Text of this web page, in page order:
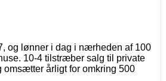
og lønner i dag i nærheden af 100
10-4 tilstræber salg til private
omsætter årligt for omkring 500